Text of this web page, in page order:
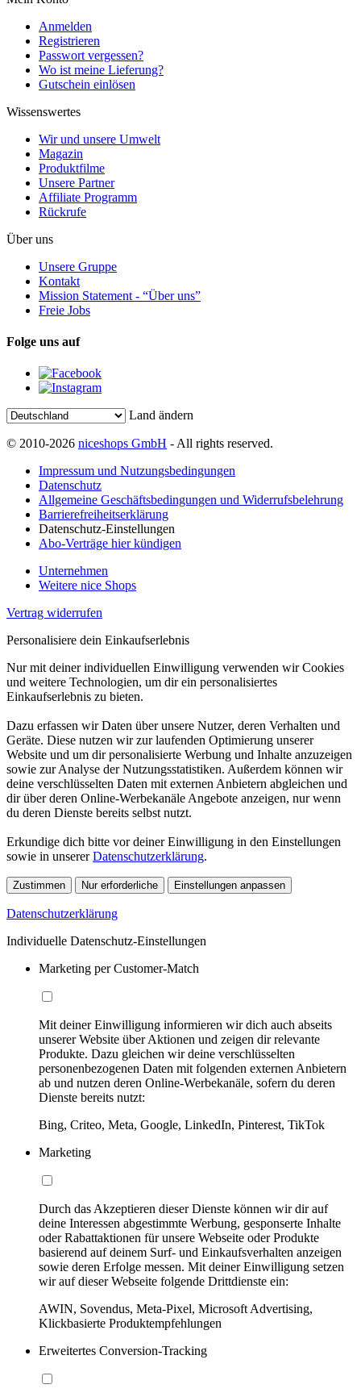
Anmelden
Registrieren
Passwort vergessen?
Wo ist meine Lieferung?
Gutschein einlösen
Wissenswertes
Wir und unsere Umwelt
Magazin
Produktfilme
Unsere Partner
Affiliate Programm
Rückrufe
Über uns
Unsere Gruppe
Kontakt
Mission Statement - “Über uns”
Freie Jobs
Folge uns auf
Land ändern
© 2010-2026 niceshops GmbH - All rights reserved.
Impressum und Nutzungsbedingungen
Datenschutz
Allgemeine Geschäftsbedingungen und Widerrufsbelehrung
Barrierefreiheitserklärung
Datenschutz-Einstellungen
Abo-Verträge hier kündigen
Unternehmen
Weitere nice Shops
Vertrag widerrufen
Personalisiere dein Einkaufserlebnis
Nur mit deiner individuellen Einwilligung verwenden wir Cookies
und weitere Technologien, um dir ein personalisiertes
Einkaufserlebnis zu bieten.
Dazu erfassen wir Daten über unsere Nutzer, deren Verhalten und
Geräte. Diese nutzen wir zur laufenden Optimierung unserer
Website und um dir personalisierte Werbung und Inhalte anzuzeigen
sowie zur Analyse der Nutzungsstatistiken. Außerdem können wir
deine verschlüsselten Daten mit externen Anbietern abgleichen und
dir über deren Online-Werbekanäle Angebote anzeigen, nur wenn
du deren Dienste bereits selbst nutzt.
Erkundige dich bitte vor deiner Einwilligung in den Einstellungen
sowie in unsererDatenschutzerklärung.
Zustimmen Nur erforderliche Einstellungen anpassen
Datenschutzerklärung
Individuelle Datenschutz-Einstellungen
Marketing per Customer-Match
Mit deiner Einwilligung informieren wir dich auch abseits
unserer Website über Aktionen und zeigen dir relevante
Produkte. Dazu gleichen wir deine verschlüsselten
personenbezogenen Daten mit folgenden externen Anbietern
ab und nutzen deren Online-Werbekanäle, sofern du deren
Dienste bereits nutzt:
Bing, Criteo, Meta, Google, LinkedIn, Pinterest, TikTok
Marketing
Durch das Akzeptieren dieser Dienste können wir dir auf
deine Interessen abgestimmte Werbung, gesponserte Inhalte
oder Rabattaktionen für unsere Webseite oder Produkte
basierend auf deinem Surf- und Einkaufsverhalten anzeigen
sowie deren Erfolge messen. Mit deiner Einwilligung setzen
wir auf dieser Webseite folgende Drittdienste ein:
AWIN, Sovendus, Meta-Pixel, Microsoft Advertising,
Klickbasierte Produktempfehlungen
Erweitertes Conversion-Tracking